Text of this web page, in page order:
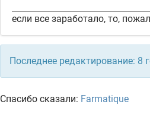
если все заработало, то,
Последнее редактирование: 8
Спасибо сказали: Farmatique